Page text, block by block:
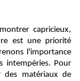
capricieux,
est une priorité
l'importance
intempéries. Pour
des matériaux de